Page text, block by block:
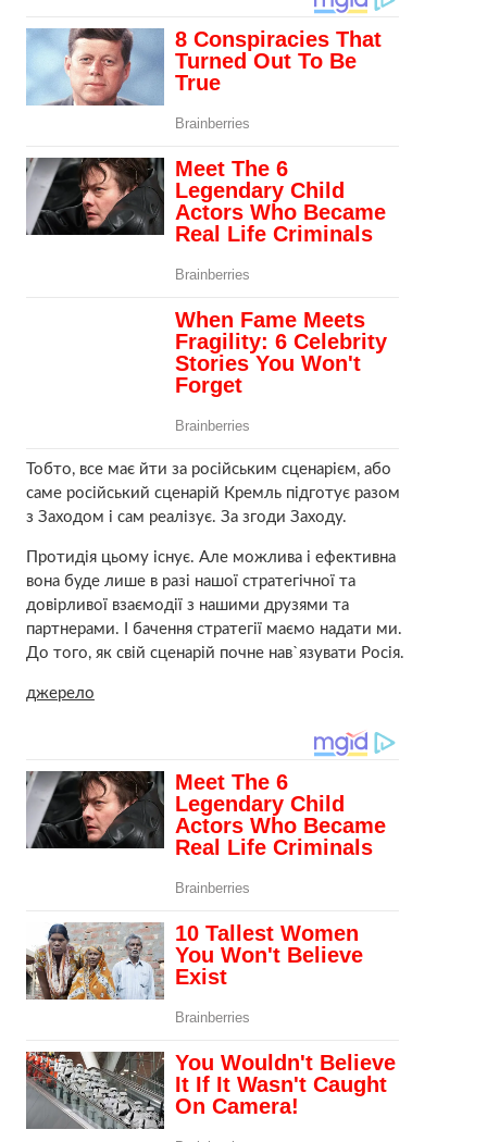
Тобто, все має йти за російським сценарієм, або
саме російський сценарій Кремль підготує разом
з Заходом і сам реалізує. За згоди Заходу.
Протидія цьому існує. Але можлива і ефективна
вона буде лише в разі нашої стратегічної та
довірливої взаємодії з нашими друзями та
партнерами. І бачення стратегії маємо надати ми.
До того, як свій сценарій почне нав`язувати Росія.
джерело